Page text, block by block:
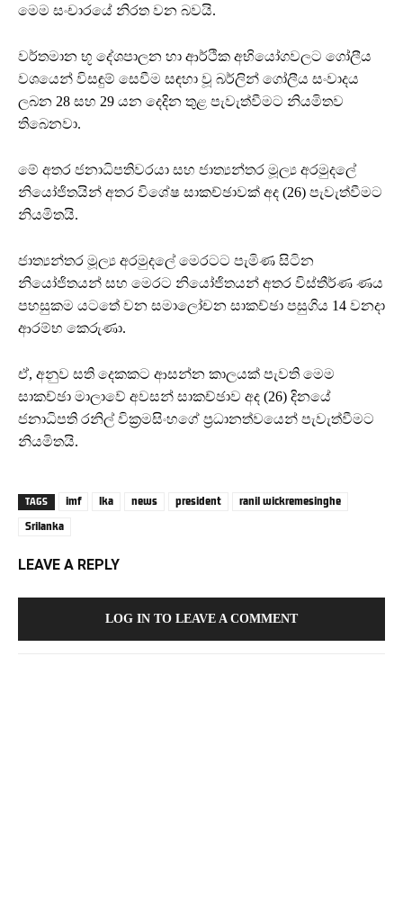
මෙම සංචාරයේ නිරත වන බවයි.
වර්තමාන භූ දේශපාලන හා ආර්ථික අභියෝගවලට ගෝලීය
වශයෙන් විසඳුම් සෙවීම සඳහා වූ බර්ලින් ගෝලීය සංවාදය
ලබන 28 සහ 29 යන දෙදින තුළ පැවැත්වීමට නියමිතව
තිබෙනවා.
මේ අතර ජනාධිපතිවරයා සහ ජාත්‍යන්තර මූල්‍ය අරමුදලේ
නියෝජිතයින් අතර විශේෂ සාකච්ඡාවක් අද (26) පැවැත්වීමට
නියමිතයි.
ජාත්‍යන්තර මූල්‍ය අරමුදලේ මෙරටට පැමිණ සිටින
නියෝජිතයන් සහ මෙරට නියෝජිතයන් අතර විස්තීර්ණ ණය
පහසුකම යටතේ වන සමාලෝචන සාකච්ඡා පසුගිය 14 වනදා
ආරම්භ කෙරුණා.
ඒ, අනුව සති දෙකකට ආසන්න කාලයක් පැවති මෙම
සාකච්ඡා මාලාවේ අවසන් සාකච්ඡාව අද (26) දිනයේ
ජනාධිපති රනිල් වික්‍රමසිංහගේ ප්‍රධානත්වයෙන් පැවැත්වීමට
නියමිතයි.
TAGS imf lka news president
ranil wickremesinghe
Srilanka
LEAVE A REPLY
LOG IN TO LEAVE A COMMENT